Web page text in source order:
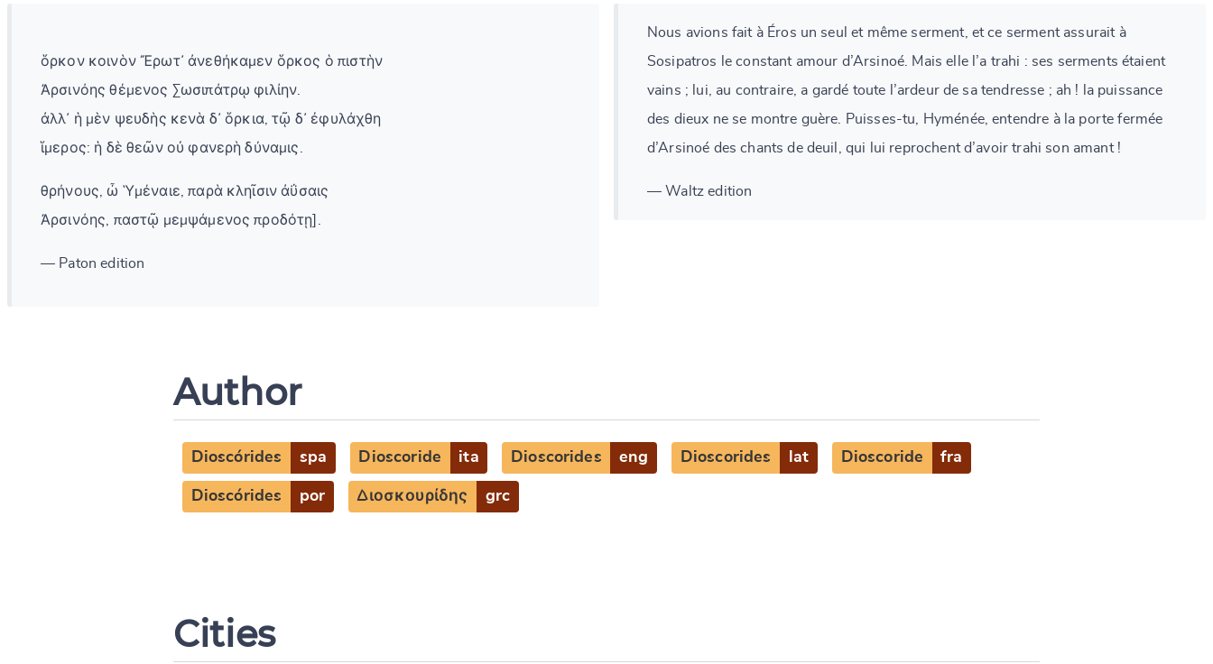
ὅρκον κοινὸν Ἔρωτ᾽ ἀνεθήκαμεν ὅρκος ὁ πιστὴν
Ἀρσινόης θέμενος Σωσιπάτρῳ φιλίην.
ἀλλ᾽ ἡ μὲν ψευδὴς κενὰ δ᾽ ὅρκια, τῷ δ᾽ ἐφυλάχθη
ἵμερος: ἡ δὲ θεῶν οὐ φανερὴ δύναμις.
θρήνους, ὦ Ὑμέναιε, παρὰ κληῖσιν ἀΰσαις
Ἀρσινόης, παστῷ μεμψάμενος προδότῃ].
— Paton edition
Nous avions fait à Éros un seul et même serment, et ce serment assurait à
Sosipatros le constant amour d’Arsinoé. Mais elle l’a trahi : ses serments étaient
vains ; lui, au contraire, a gardé toute l’ardeur de sa tendresse ; ah ! la puissance
des dieux ne se montre guère. Puisses-tu, Hyménée, entendre à la porte fermée
d’Arsinoé des chants de deuil, qui lui reprochent d’avoir trahi son amant !
— Waltz edition
Author
Dioscórides spa Dioscoride ita Dioscorides eng Dioscorides lat Dioscoride fra
Dioscórides por Διοσκουρίδης grc
Cities